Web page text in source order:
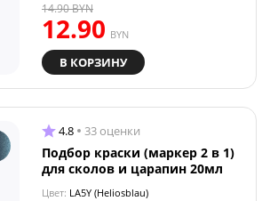
12.90 BYN
14.90BYN
В КОРЗИНУ
4.8 33 оценки
Подбор краски (маркер 2 в 1)
для сколов и царапин 20мл
Цвет: LA5Y (Heliosblau)